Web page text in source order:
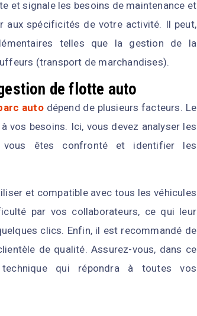
et signale les besoins de maintenance et
aux spécificités de votre activité. Il peut,
telles que la gestion de la
(transport de marchandises).
de flotte auto
autodépend de plusieurs facteurs. Le
vos besoins. Ici, vous devez analyser les
êtes confronté et identifier les
et compatible avec tous les véhicules
par vos collaborateurs, ce qui leur
clics. Enfin, il est recommandé de
de qualité. Assurez-vous, dans ce
qui répondra à toutes vos